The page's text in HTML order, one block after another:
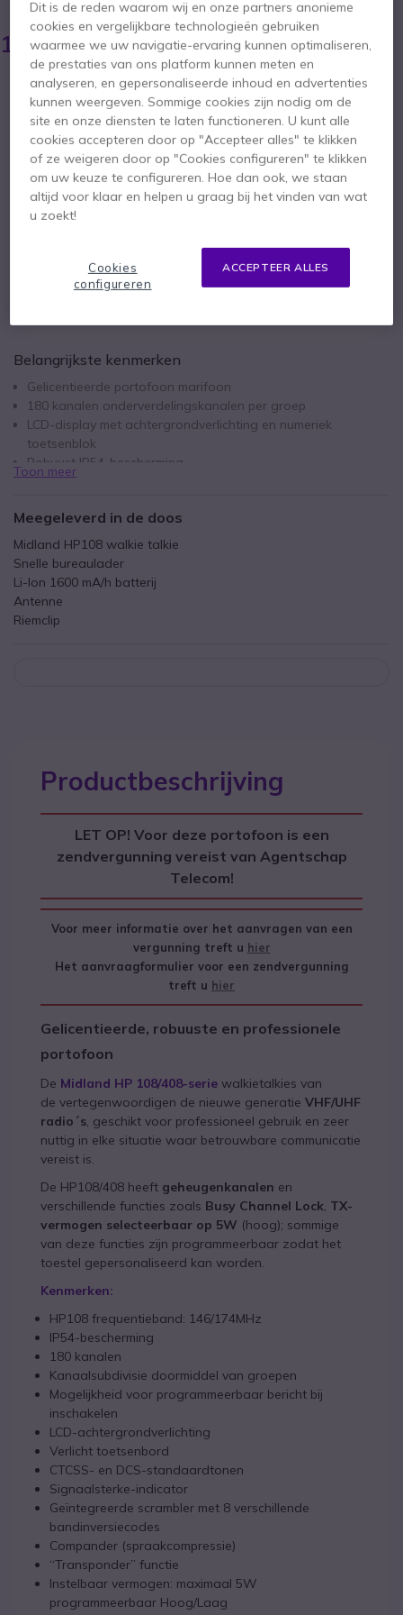
153,95 €
121,95 € ex. BTW- 147,56 € incl. BTW
Aantal
IN WINKELWAGEN
OFFERTE BINNEN 4 UUR
Niet op voorraad
Belangrijkste kenmerken
Gelicentieerde portofoon marifoon
180 kanalen onderverdelingskanalen per groep
LCD-display met achtergrondverlichting en numeriek
toetsenblok
Robuust IP54-bescherming
Tot 12 uur batterijduur
Toon meer
Meegeleverd in de doos
Midland HP108 walkie talkie
Snelle bureaulader
Li-Ion 1600 mA/h batterij
Antenne
Riemclip
Productbeschrijving
LET OP! Voor deze portofoon is een
zendvergunning vereist van Agentschap
Telecom!
Voor meer informatie over het aanvragen van een
vergunning treft u hier
Het aanvraagformulier voor een zendvergunning
treft u hier
Gelicentieerde, robuuste en professionele
portofoon
De Midland HP 108/408-serie walkietalkies van
de vertegenwoordigen de nieuwe generatie VHF/UHF
radio´s, geschikt voor professioneel gebruik en zeer
nuttig in elke situatie waar betrouwbare communicatie
vereist is.
De HP108/408 heeft geheugenkanalen en
verschillende functies zoals Busy Channel Lock, TX-
vermogen selecteerbaar op 5W (hoog); sommige
van deze functies zijn programmeerbaar zodat het
toestel gepersonaliseerd kan worden.
Kenmerken:
HP108 frequentieband: 146/174MHz
IP54-bescherming
180 kanalen
Kanaalsubdivisie doormiddel van groepen
Mogelijkheid voor programmeerbaar bericht bij
inschakelen
LCD-achtergrondverlichting
Verlicht toetsenbord
CTCSS- en DCS-standaardtonen
Signaalsterke-indicator
Geïntegreerde scrambler met 8 verschillende
bandinversiecodes
Compander (spraakcompressie)
“Transponder” functie
Instelbaar vermogen: maximaal 5W
programmeerbaar Hoog/Laag
Dit is de reden waarom wij en onze partners anonieme
cookies en vergelijkbare technologieën gebruiken
waarmee we uw navigatie-ervaring kunnen optimaliseren,
de prestaties van ons platform kunnen meten en
analyseren, en gepersonaliseerde inhoud en advertenties
kunnen weergeven. Sommige cookies zijn nodig om de
site en onze diensten te laten functioneren. U kunt alle
cookies accepteren door op "Accepteer alles" te klikken
of ze weigeren door op "Cookies configureren" te klikken
om uw keuze te configureren. Hoe dan ook, we staan
altijd voor klaar en helpen u graag bij het vinden van wat
u zoekt!
ACCEPTEER ALLES
Cookies
configureren